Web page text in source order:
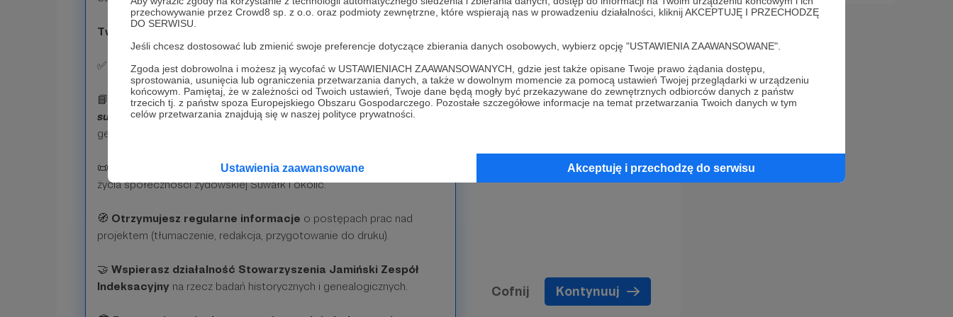
przechowywanie przez Crowd8 sp. z o.o. oraz podmioty zewnętrzne, które wspierają nas w prowadzeniu działalności, kliknij AKCEPTUJĘ I PRZECHODZĘ
DO SERWISU.
Jeśli chcesz dostosować lub zmienić swoje preferencje dotyczące zbierania danych osobowych, wybierz opcję "USTAWIENIA ZAAWANSOWANE".
Zgoda jest dobrowolna i możesz ją wycofać w USTAWIENIACH ZAAWANSOWANYCH, gdzie jest także opisane Twoje prawo żądania dostępu,
sprostowania, usunięcia lub ograniczenia przetwarzania danych, a także w dowolnym momencie za pomocą ustawień Twojej przeglądarki w urządzeniu
końcowym. Pamiętaj, że w zależności od Twoich ustawień, Twoje dane będą mogły być przekazywane do zewnętrznych odbiorców danych z państw
trzecich tj. z państw spoza Europejskiego Obszaru Gospodarczego. Pozostałe szczegółowe informacje na temat przetwarzania Twoich danych w tym
celów przetwarzania znajdują się w naszej polityce prywatności.
Ustawienia zaawansowane Akceptuję i przechodzę do serwisu
Twoje korzyści
✅ Zawiera wszystkie korzyści z poziomu PRZODEK
📘 Wspierasz tłumaczenie i wydanieKsięgi pamięci Żydów
suwalskich– jednego z najważniejszych źródeł do historii lokalnej i
genealogii regionu.
📜
Masz realny udział w ocalaniu i upowszechnianiu świadectw
życia społeczności żydowskiej Suwałk i okolic.
🧭 Otrzymujesz regularne informacje o postępach prac nad
projektem (tłumaczenie, redakcja, przygotowanie do druku).
🤝 Wspierasz działalność Stowarzyszenia Jamiński Zespół
Indeksacyjny na rzecz badań historycznych i genealogicznych. Cofnij Kontynuuj